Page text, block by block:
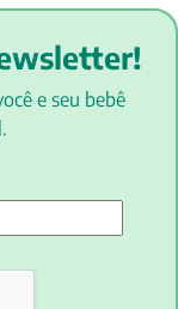
e seu bebê